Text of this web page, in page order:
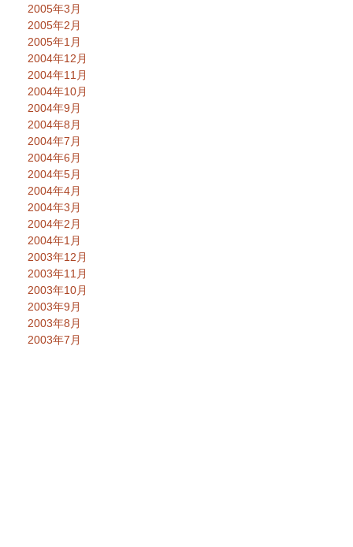
2005年3月
2005年2月
2005年1月
2004年12月
2004年11月
2004年10月
2004年9月
2004年8月
2004年7月
2004年6月
2004年5月
2004年4月
2004年3月
2004年2月
2004年1月
2003年12月
2003年11月
2003年10月
2003年9月
2003年8月
2003年7月